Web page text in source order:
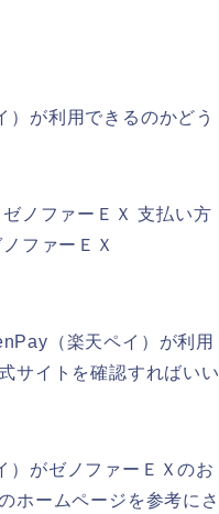
が利用できるのかどう
ノファーＥＸ 支払い方
ファーＥＸ
（楽天ペイ）が利用
サイトを確認すればいい
）がゼノファーＥＸのお
ホームページを参考にさ